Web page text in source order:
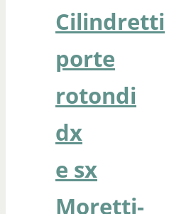
Cilindretti
porte
rotondi
dx
e sx
Moretti-